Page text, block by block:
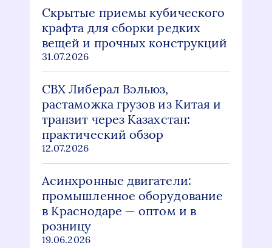
Скрытые приемы кубического
крафта для сборки редких
вещей и прочных конструкций
31.07.2026
СВХ Либерал Вэльюз,
растаможка грузов из Китая и
транзит через Казахстан:
практический обзор
12.07.2026
Асинхронные двигатели:
промышленное оборудование
в Краснодаре — оптом и в
розницу
19.06.2026